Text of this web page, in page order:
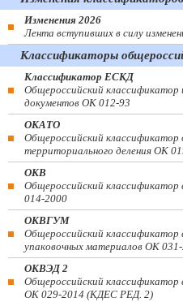
Изменения 2026
Лента вступивших в силу
Классификаторы
Классификатор ЕСКД
Общероссийский классификатор
документов ОК 012-93
ОКАТО
Общероссийский
территориального деления ОК
ОКВ
Общероссийский
014-2000
ОКВГУМ
Общероссийский классификатор
упаковочных материалов ОК
ОКВЭД 2
Общероссийский классификатор
ОК 029-2014 (КДЕС РЕД. 2)